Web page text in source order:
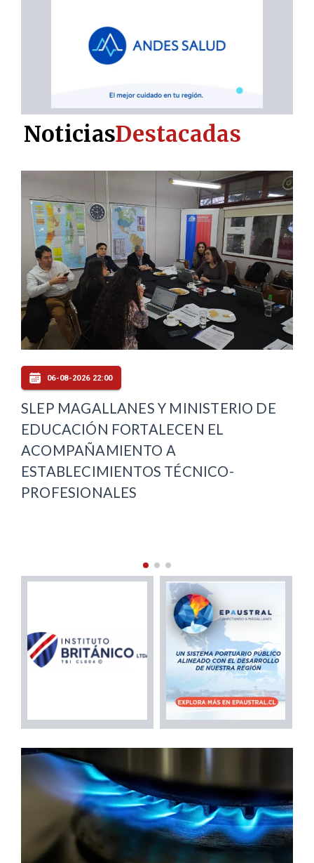
MINISTERIO DE
EL
TÉCNICO-
CORMUPA MEJORA
INFRAESTRUCTURA DEL
MATEO BENCUR CON
$38 MILLONES
NoticiasDestacadas